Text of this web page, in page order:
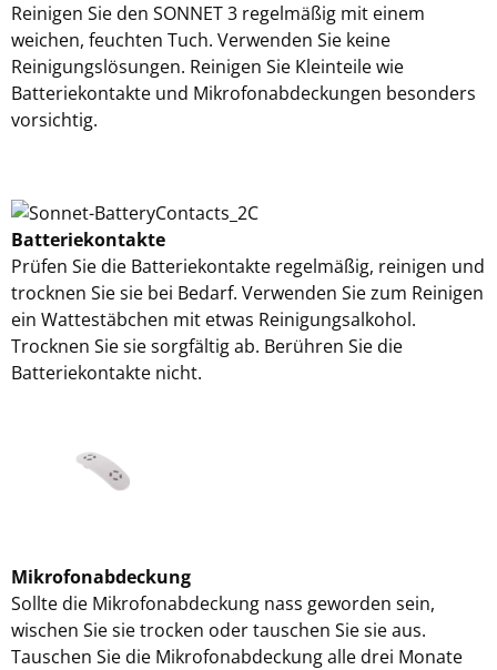
Reinigen Sie den SONNET 3 regelmäßig mit einem
weichen, feuchten Tuch. Verwenden Sie keine
Reinigungslösungen. Reinigen Sie Kleinteile wie
Batteriekontakte und Mikrofonabdeckungen besonders
vorsichtig.
Batteriekontakte
Prüfen Sie die Batteriekontakte regelmäßig, reinigen und
trocknen Sie sie bei Bedarf. Verwenden Sie zum Reinigen
ein Wattestäbchen mit etwas Reinigungsalkohol.
Trocknen Sie sie sorgfältig ab. Berühren Sie die
Batteriekontakte nicht.
Mikrofonabdeckung
Sollte die Mikrofonabdeckung nass geworden sein,
wischen Sie sie trocken oder tauschen Sie sie aus.
Tauschen Sie die Mikrofonabdeckung alle drei Monate